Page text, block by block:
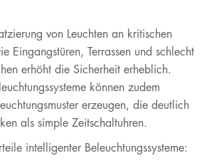
von Leuchten an kritischen
Eingangstüren, Terrassen und schlecht
erhöht die Sicherheit erheblich.
können zudem
erzeugen, die deutlich
als simple Zeitschaltuhren.
intelligenter Beleuchtungssysteme: